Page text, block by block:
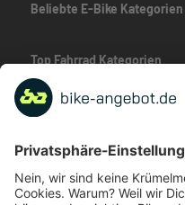
Beliebte E-Bike Kategorien
Top Fahrrad Kategorien
Beliebte Fahrrad-Kategorien
Marken-Highlights